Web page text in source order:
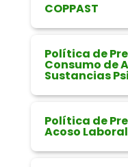
COPPAST
Política de
Consumo de
Sustancias
Política de
Acoso